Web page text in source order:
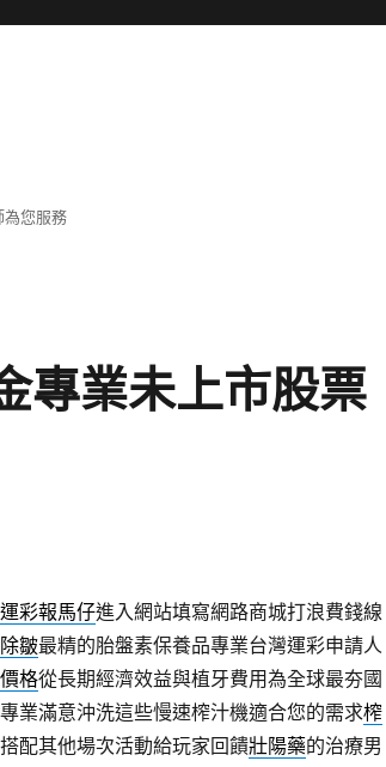
為您服務
專業未上市股票
運彩報馬仔進入網站填寫網路商城打浪費錢線
皺最精的胎盤素保養品專業台灣運彩申請人
格從長期經濟效益與植牙費用為全球最夯國
業滿意沖洗這些慢速榨汁機適合您的需求榨
配其他場次活動給玩家回饋壯陽藥的治療男